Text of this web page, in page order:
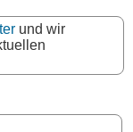
und wir